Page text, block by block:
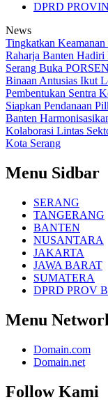
DPRD
News
Tingkatkan Keamanan
Raharja Banten Hadiri
Serang Buka
Binaan Antusias Ikut
Pembentukan Sentra
Siapkan Pendanaan
Banten
Kolaborasi Lintas
Kota Serang
Menu Sidbar
SERANG
TANGERANG
BANTEN
NUSANTARA
JAKARTA
JAWA BARAT
SUMATERA
DPRD PROV
Menu
Domain.com
Domain.net
Follow Kami